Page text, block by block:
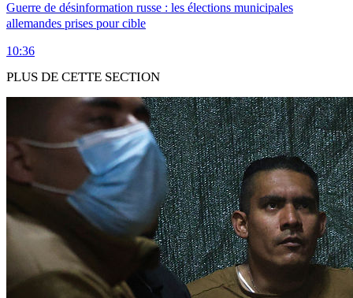
Guerre de désinformation russe : les élections municipales
allemandes prises pour cible
10:36
PLUS DE CETTE SECTION